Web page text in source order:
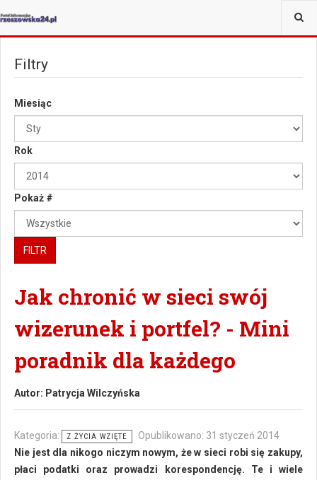
JESTEŚ TUTAJ:
Filtry
Miesiąc
Rok
Pokaż #
FILTR
Jak chronić w sieci swój
wizerunek i portfel? - Mini
poradnik dla każdego
Autor: Patrycja Wilczyńska
Kategoria: Z ŻYCIA WZIĘTE
Opublikowano: 31 styczeń 2014
Nie jest dla nikogo niczym nowym, że w sieci robi się zakupy,
płaci podatki oraz prowadzi korespondencję. Te i wiele